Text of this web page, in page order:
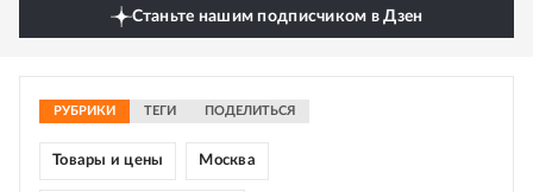
Станьте нашим подписчиком в Дзен
РУБРИКИ ТЕГИ ПОДЕЛИТЬСЯ
Товары и цены Москва